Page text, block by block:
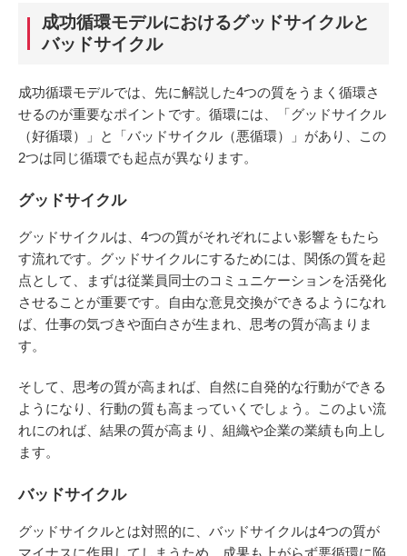
成功循環モデルにおけるグッドサイクルと
バッドサイクル
成功循環モデルでは、先に解説した4つの質をうまく循環さ
せるのが重要なポイントです。循環には、「グッドサイクル
（好循環）」と「バッドサイクル（悪循環）」があり、この
2つは同じ循環でも起点が異なります。
グッドサイクル
グッドサイクルは、4つの質がそれぞれによい影響をもたら
す流れです。グッドサイクルにするためには、関係の質を起
点として、まずは従業員同士のコミュニケーションを活発化
させることが重要です。自由な意見交換ができるようになれ
ば、仕事の気づきや面白さが生まれ、思考の質が高まりま
す。
そして、思考の質が高まれば、自然に自発的な行動ができる
ようになり、行動の質も高まっていくでしょう。このよい流
れにのれば、結果の質が高まり、組織や企業の業績も向上し
ます。
バッドサイクル
グッドサイクルとは対照的に、バッドサイクルは4つの質が
マイナスに作用してしまうため、成果も上がらず悪循環に陥